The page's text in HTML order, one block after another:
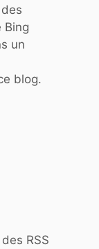
Bing
un
blog.
RSS